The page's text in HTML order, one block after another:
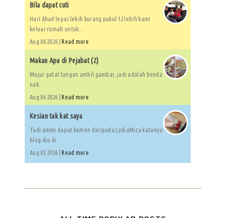
Bila dapat cuti
Hari Ahad lepas lebih kurang pukul 12 lebih kami
keluar rumah untuk...
Aug 06 2026 |Read more
Makan Apa di Pejabat (2)
Mujur gatal tangan ambil gambar, jadi adalah benda
nak...
Aug 06 2026 |Read more
Kesian tak kat saya
Tadi ammi dapat komen daripada LydiaMiza katanya
blog dia di...
Aug 05 2026 |Read more